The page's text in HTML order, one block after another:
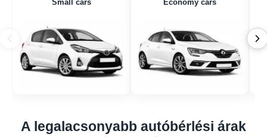
Small cars Economy cars
A legalacsonyabb autóbérlési árak